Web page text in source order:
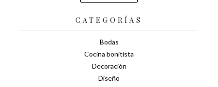
CATEGORÍAS
Bodas
Cocina bonitista
Decoración
Diseño